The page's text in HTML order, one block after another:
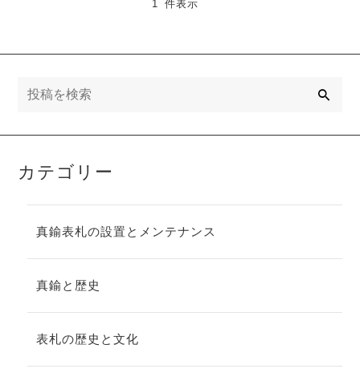
1 件表示
カテゴリー
真鍮表札の設置とメンテナンス
真鍮と歴史
表札の歴史と文化